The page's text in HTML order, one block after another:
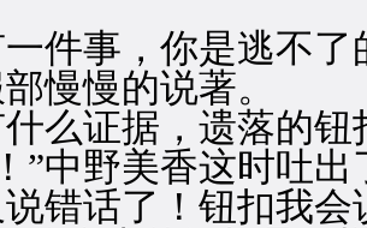
事，你是逃不了
慢慢的说著。
证据，遗落的钮
”中野美香这时吐
话了！钮扣我会